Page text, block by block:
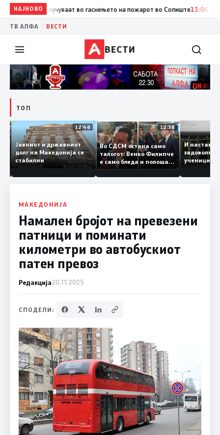
НАЈНОВО13:07Три ер трактори се вклучуваат во гаснењето на
ТВ АЛФА ВЕСТИ
ВЕСТИ
ТОП
12:46
Јавниот и државниот
долг на Македонија се
стабилни
12:38
Во СДСМ остана само
талогот: Венко Филипче
е само бледа и полоша
копија дури и од Зоран
Заев
И
МАКЕДОНИЈА
Намален бројот на превезени
патници и поминати
километри во автобускиот
патен превоз
Редакција20.11.2025
СПОДЕЛИ: